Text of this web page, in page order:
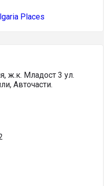
Places
ж.к. Младост 3 ул.
Авточасти.